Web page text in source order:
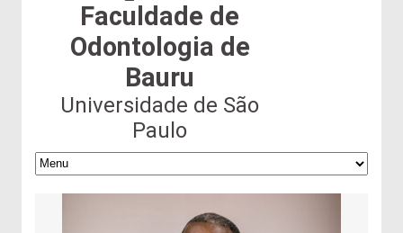
Faculdade de
Odontologia de
Bauru
Universidade de São
Paulo